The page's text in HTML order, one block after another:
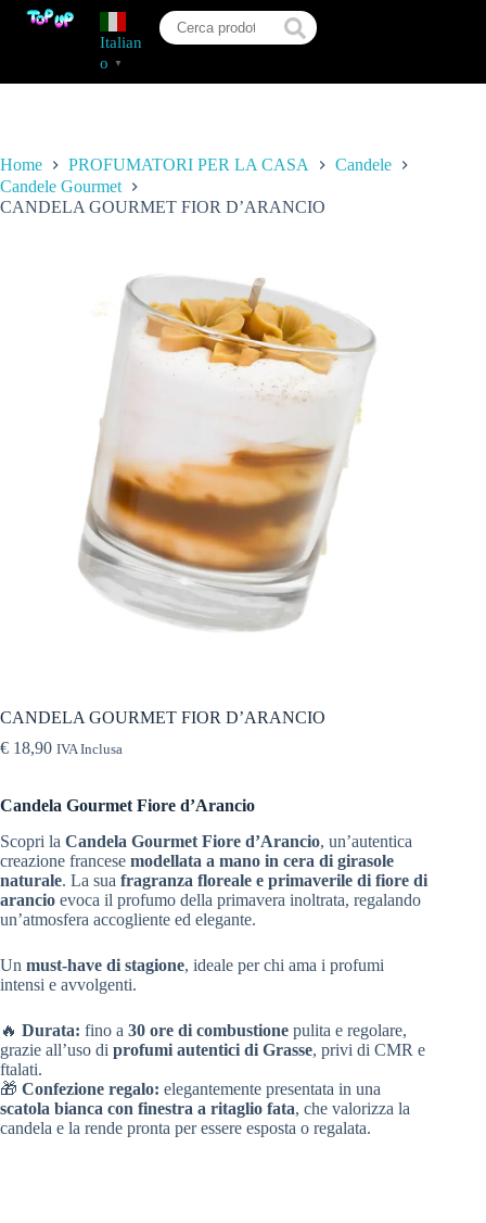
Italian
o
▼
Home PROFUMATORI PER LA CASA
Candele
Candele Gourmet
CANDELA GOURMET FIOR D’ARANCIO
CANDELA GOURMET FIOR D’ARANCIO
€ 18,90 IVA Inclusa
Candela Gourmet Fiore d’Arancio
Scopri la Candela Gourmet Fiore d’Arancio, un’autentica
creazione francese modellata a mano in cera di girasole
naturale. La sua fragranza floreale e primaverile di fiore di
arancio evoca il profumo della primavera inoltrata, regalando
un’atmosfera accogliente ed elegante.
Un must-have di stagione, ideale per chi ama i profumi
intensi e avvolgenti.
🔥 Durata: fino a 30 ore di combustione pulita e regolare,
grazie all’uso di profumi autentici di Grasse, privi di CMR e
ftalati.
🎁 Confezione regalo: elegantemente presentata in una
scatola bianca con finestra a ritaglio fata, che valorizza la
candela e la rende pronta per essere esposta o regalata.